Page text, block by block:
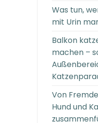
Was tun,
mit Urin
Balkon
machen –
Von
Hund und